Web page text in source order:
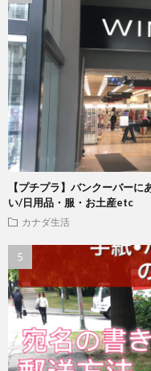
【プチプラ】バンクーバー
い/日用品・服・お土産etc
カナダ生活